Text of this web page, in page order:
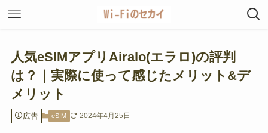
人気eSIMアプリAiralo(エラロ)の評判
は？｜実際に使って感じたメリット&デ
メリット
広告 eSIM 2024年4月25日